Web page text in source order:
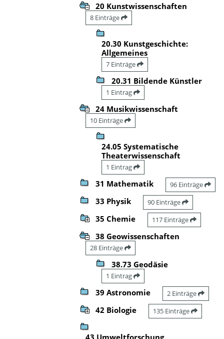
20 Kunstwissenschaften
8 Einträge
20.30 Kunstgeschichte:
Allgemeines
7 Einträge
20.31 Bildende Künstler
1 Eintrag
24 Musikwissenschaft
10 Einträge
24.05 Systematische
Theaterwissenschaft
1 Eintrag
31 Mathematik 96 Einträge
33 Physik 90 Einträge
35 Chemie 117 Einträge
38 Geowissenschaften
28 Einträge
38.73 Geodäsie
1 Eintrag
39 Astronomie 2 Einträge
42 Biologie 135 Einträge
43 Umweltforschung,